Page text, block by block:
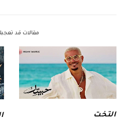
مقالات قد
التخت